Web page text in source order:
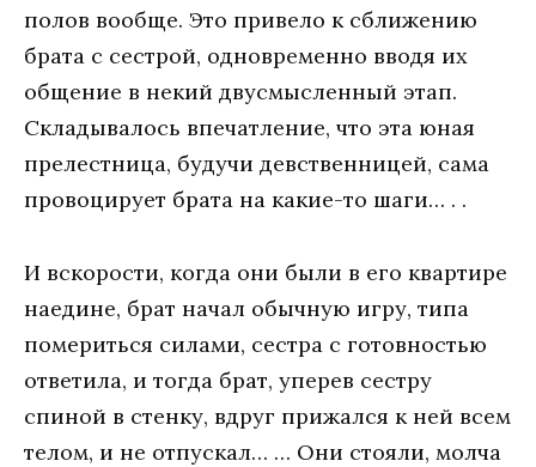
полов вообще. Это привело к сближению
брата с сестрой, одновременно вводя их
общение в некий двусмысленный этап.
Складывалось впечатление, что эта юная
прелестница, будучи девственницей, сама
провоцирует брата на какие-то шаги… . .
И вскорости, когда они были в его квартире
наедине, брат начал обычную игру, типа
помериться силами, сестра с готовностью
ответила, и тогда брат, уперев сестру
спиной в стенку, вдруг прижался к ней всем
телом, и не отпускал… … Они стояли, молча